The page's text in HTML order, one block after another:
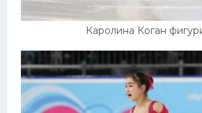
Каролина Коган